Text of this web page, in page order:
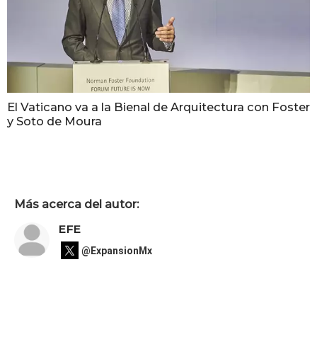
El Vaticano va a la Bienal de Arquitectura con Foster
y Soto de Moura
Más acerca del autor:
EFE
@ExpansionMx